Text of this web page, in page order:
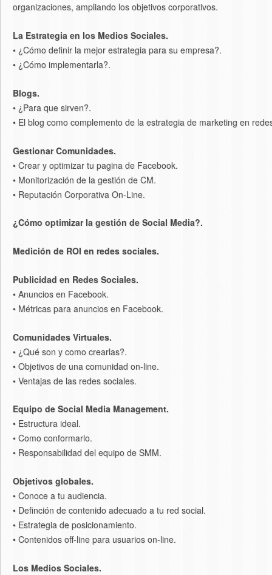
organizaciones, ampliando los objetivos corporativos.
La Estrategia en los Medios Sociales.
• ¿Cómo definir la mejor estrategia para su empresa?.
• ¿Cómo implementarla?.
Blogs.
• ¿Para que sirven?.
• El blog como complemento de la estrategia de marketing en
Gestionar Comunidades.
• Crear y optimizar tu pagina de Facebook.
• Monitorización de la gestión de CM.
• Reputación Corporativa On-Line.
¿Cómo optimizar la gestión de Social Media?.
Medición de ROI en redes sociales.
Publicidad en Redes Sociales.
• Anuncios en Facebook.
• Métricas para anuncios en Facebook.
Comunidades Virtuales.
• ¿Qué son y como crearlas?.
• Objetivos de una comunidad on-line.
• Ventajas de las redes sociales.
Equipo de Social Media Management.
• Estructura ideal.
• Como conformarlo.
• Responsabilidad del equipo de SMM.
Objetivos globales.
• Conoce a tu audiencia.
• Definción de contenido adecuado a tu red social.
• Estrategia de posicionamiento.
• Contenidos off-line para usuarios on-line.
Los Medios Sociales.